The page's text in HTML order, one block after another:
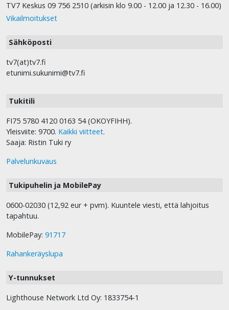
TV7 Keskus 09 756 2510 (arkisin klo 9.00 - 12.00 ja 12.30 - 16.00)
Vikailmoitukset
Sähköposti
tv7(at)tv7.fi
etunimi.sukunimi@tv7.fi
Tukitili
FI75 5780 4120 0163 54 (OKOYFIHH).
Yleisviite: 9700. Kaikki viitteet.
Saaja: Ristin Tuki ry
Palvelunkuvaus
Tukipuhelin ja MobilePay
0600-02030 (12,92 eur + pvm). Kuuntele viesti, että lahjoitus
tapahtuu.
MobilePay: 91717
Rahankeräyslupa
Y-tunnukset
Lighthouse Network Ltd Oy: 1833754-1